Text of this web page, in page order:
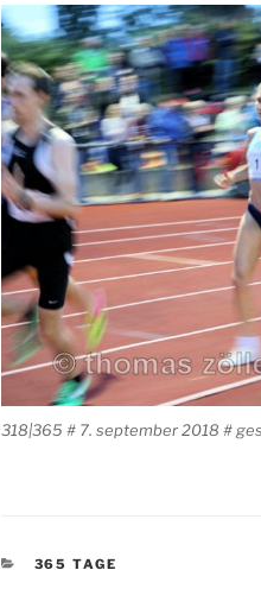
318|365 # 7. september 2018 #
KATEGORIEN
365 TAGE